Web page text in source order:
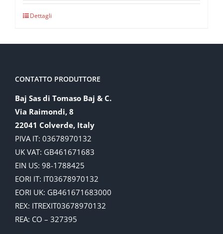
Dettagli
CONTATTO PRODUTTORE
Baj Sas di Tomaso Baj & C.
Via Raimondi, 8
22041 Colverde, Italy
PIVA IT: 03678970132
UK VAT: GB461671683
EIN US: 98-1788425
EORI IT: IT03678970132
EORI UK: GB461671683000
REX: ITREXIT03678970132
REA: CO – 327395